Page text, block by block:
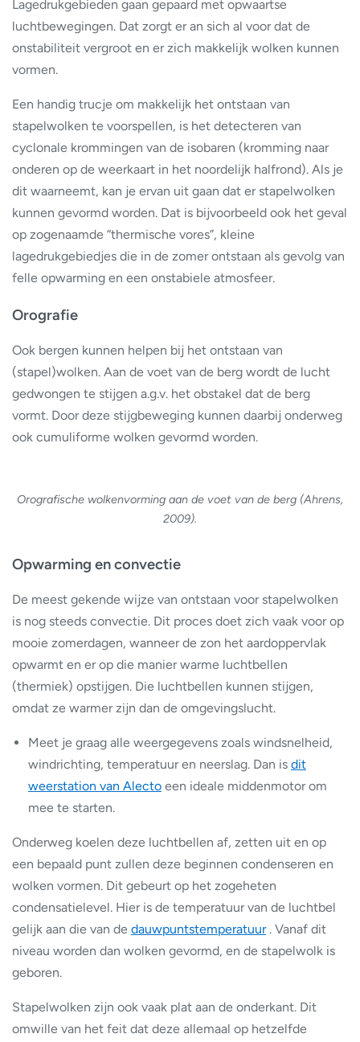
Lagedrukgebieden gaan gepaard met opwaartse
luchtbewegingen. Dat zorgt er an sich al voor dat de
onstabiliteit vergroot en er zich makkelijk wolken kunnen
vormen.
Een handig trucje om makkelijk het ontstaan van
stapelwolken te voorspellen, is het detecteren van
cyclonale krommingen van de isobaren (kromming naar
onderen op de weerkaart in het noordelijk halfrond). Als je
dit waarneemt, kan je ervan uit gaan dat er stapelwolken
kunnen gevormd worden. Dat is bijvoorbeeld ook het geval
op zogenaamde “thermische vores”, kleine
lagedrukgebiedjes die in de zomer ontstaan als gevolg van
felle opwarming en een onstabiele atmosfeer.
Orografie
Ook bergen kunnen helpen bij het ontstaan van
(stapel)wolken. Aan de voet van de berg wordt de lucht
gedwongen te stijgen a.g.v. het obstakel dat de berg
vormt. Door deze stijgbeweging kunnen daarbij onderweg
ook cumuliforme wolken gevormd worden.
Orografische wolkenvorming aan de voet van de berg (Ahrens,
2009).
Opwarming en convectie
De meest gekende wijze van ontstaan voor stapelwolken
is nog steeds convectie. Dit proces doet zich vaak voor op
mooie zomerdagen, wanneer de zon het aardoppervlak
opwarmt en er op die manier warme luchtbellen
(thermiek) opstijgen. Die luchtbellen kunnen stijgen,
omdat ze warmer zijn dan de omgevingslucht.
Meet je graag alle weergegevens zoals windsnelheid,
windrichting, temperatuur en neerslag. Dan is dit
weerstation van Alecto een ideale middenmotor om
mee te starten.
Onderweg koelen deze luchtbellen af, zetten uit en op
een bepaald punt zullen deze beginnen condenseren en
wolken vormen. Dit gebeurt op het zogeheten
condensatielevel. Hier is de temperatuur van de luchtbel
gelijk aan die van de dauwpuntstemperatuur. Vanaf dit
niveau worden dan wolken gevormd, en de stapelwolk is
geboren.
Stapelwolken zijn ook vaak plat aan de onderkant. Dit
omwille van het feit dat deze allemaal op hetzelfde